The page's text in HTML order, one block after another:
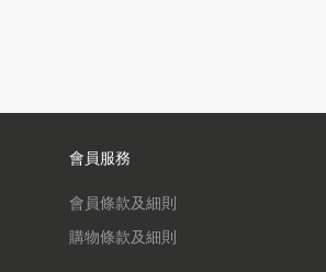
會員服務
會員條款及細則
購物條款及細則